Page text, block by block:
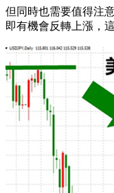
但同時也需要值得注
即有機會反轉上漲，